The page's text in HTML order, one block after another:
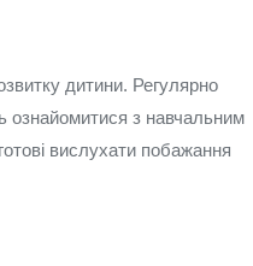
дитини. Регулярно
ознайомитися з навчальним
вислухати побажання